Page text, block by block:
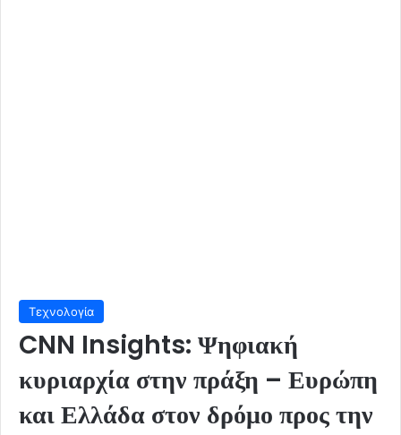
Τεχνολογία
CNN Insights: Ψηφιακή
κυριαρχία στην πράξη – Ευρώπη
και Ελλάδα στον δρόμο προς την